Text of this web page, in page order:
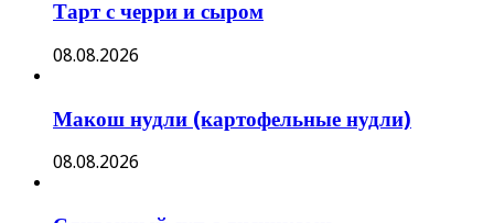
Тарт с черри и сыром
08.08.2026
Макош нудли (картофельные нудли)
08.08.2026